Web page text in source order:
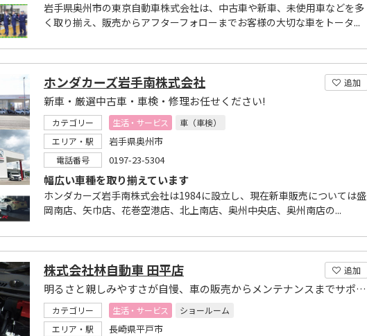
岩手県奥州市の東京自動車株式会社は、中古車や新車、未使用車などを多
く取り揃え、販売からアフターフォローまでお客様の大切な車をトータ...
追加
ホンダカーズ岩手南株式会社
新車・厳選中古車・車検・修理お任せください!
カテゴリー 生活・サービス
車（車検）
エリア・駅
岩手県奥州市
電話番号 0197-23-5304
幅広い車種を取り揃えています
ホンダカーズ岩手南株式会社は1984に設立し、現在新車販売については盛
岡南店、矢巾店、花巻空港店、北上南店、奥州中央店、奥州南店の...
追加
株式会社林自動車 田平店
明るさと親しみやすさが自慢、車の販売からメンテナンスまでサポート
カテゴリー 生活・サービス
ショールーム
エリア・駅
長崎県平戸市